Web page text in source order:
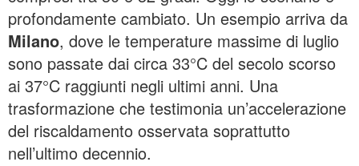
profondamente cambiato. Un esempio arriva da
Milano, dove le temperature massime di luglio
sono passate dai circa 33°C del secolo scorso
ai 37°C raggiunti negli ultimi anni. Una
trasformazione che testimonia un’accelerazione
del riscaldamento osservata soprattutto
nell’ultimo decennio.